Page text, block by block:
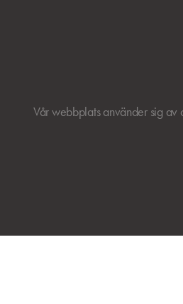
Vår webbplats använder sig av